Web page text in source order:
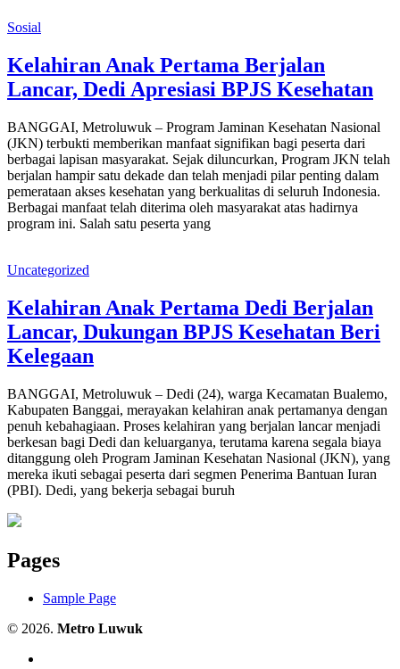
Sosial
Kelahiran Anak Pertama Berjalan
Lancar, Dedi Apresiasi BPJS Kesehatan
BANGGAI, Metroluwuk – Program Jaminan Kesehatan Nasional
(JKN) terbukti memberikan manfaat signifikan bagi peserta dari
berbagai lapisan masyarakat. Sejak diluncurkan, Program JKN telah
berjalan hampir satu dekade dan telah menjadi pilar penting dalam
pemerataan akses kesehatan yang berkualitas di seluruh Indonesia.
Berbagai manfaat telah diterima oleh masyarakat atas hadirnya
program ini. Salah satu peserta yang
Uncategorized
Kelahiran Anak Pertama Dedi Berjalan
Lancar, Dukungan BPJS Kesehatan Beri
Kelegaan
BANGGAI, Metroluwuk – Dedi (24), warga Kecamatan Bualemo,
Kabupaten Banggai, merayakan kelahiran anak pertamanya dengan
penuh kebahagiaan. Proses kelahiran yang berjalan lancar menjadi
berkesan bagi Dedi dan keluarganya, terutama karena segala biaya
ditanggung oleh Program Jaminan Kesehatan Nasional (JKN), yang
mereka ikuti sebagai peserta dari segmen Penerima Bantuan Iuran
(PBI). Dedi, yang bekerja sebagai buruh
Pages
Sample Page
© 2026. Metro Luwuk